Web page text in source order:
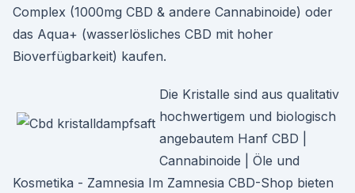
Complex (1000mg CBD & andere Cannabinoide) oder
das Aqua+ (wasserlösliches CBD mit hoher
Bioverfügbarkeit) kaufen.
Die Kristalle sind aus qualitativ
hochwertigem und biologisch
angebautem Hanf CBD |
Cannabinoide | Öle und
Kosmetika - Zamnesia Im Zamnesia CBD-Shop bieten